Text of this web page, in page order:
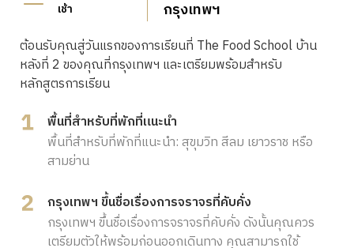
เช้า
กรุงเทพฯ
ต้อนรับคุณสู่วันแรกของการเรียนที่ The Food School บ้าน
หลังที่ 2 ของคุณที่กรุงเทพฯ และเตรียมพร้อมสำหรับ
หลักสูตรการเรียน
พื้นที่สำหรับที่พักที่แนะนำ
พื้นที่สำหรับที่พักที่แนะนำ: สุขุมวิท สีลม เยาวราช หรือ
สามย่าน
กรุงเทพฯ ขึ้นชื่อเรื่องการจราจรที่คับคั่ง
กรุงเทพฯ ขึ้นชื่อเรื่องการจราจรที่คับคั่ง ดังนั้นคุณควร
เตรียมตัวให้พร้อมก่อนออกเดินทาง คุณสามารถใช้